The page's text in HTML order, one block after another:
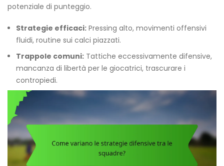
potenziale di punteggio.
Strategie efficaci: Pressing alto, movimenti offensivi
fluidi, routine sui calci piazzati.
Trappole comuni: Tattiche eccessivamente difensive,
mancanza di libertà per le giocatrici, trascurare i
contropiedi.